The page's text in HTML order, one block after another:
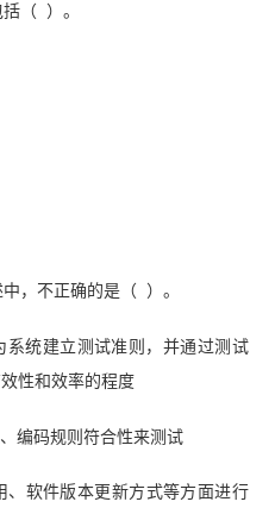
（ ）。
，不正确的是（ ）。
统建立测试准则，并通过测试
性和效率的程度
编码规则符合性来测试
软件版本更新方式等方面进行